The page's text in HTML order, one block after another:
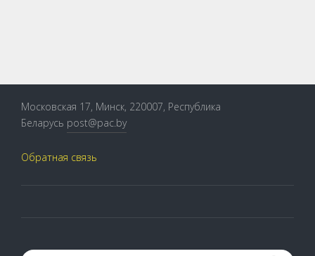
Московская 17, Минск, 220007, Республика
Беларусь post@pac.by
Обратная связь